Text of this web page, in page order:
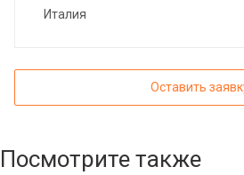
Италия
Оставить
Посмотрите также